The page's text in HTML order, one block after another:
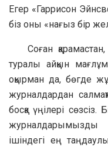
Егер «Гаррисон
біз оны «нағыз бір
Соған
туралы айқын
оқырман да, бөгде
журналдардан
босқа үңілері сөзсіз.
журналдарымызды
ішіндегі ең